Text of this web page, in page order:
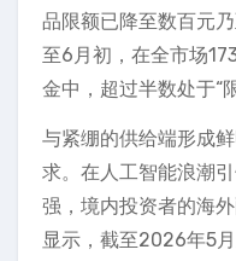
品限额已降至数百元
至6月初，在全市场
金中，超过半数处于“
与紧绷的供给端形成
求。在人工智能浪潮
强，境内投资者的海
显示，截至2026年5